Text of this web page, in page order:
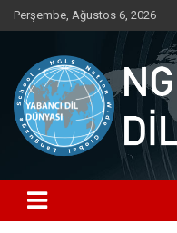
Skip
to
Perşembe, Ağustos 6, 2026
NGLS
Yabancı dil öğrenmenin